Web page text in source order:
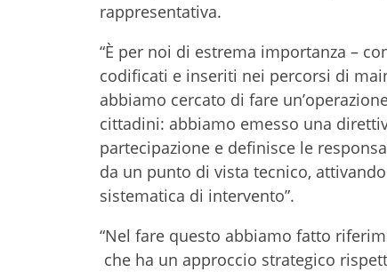
rappresentativa.
“È per noi di estrema importanza –
codificati e inseriti nei percorsi di
abbiamo cercato di fare
cittadini: abbiamo emesso una
partecipazione e definisce le
da un punto di vista tecnico,
sistematica di intervento”.
“Nel fare questo abbiamo fatto
che ha un approccio strategico